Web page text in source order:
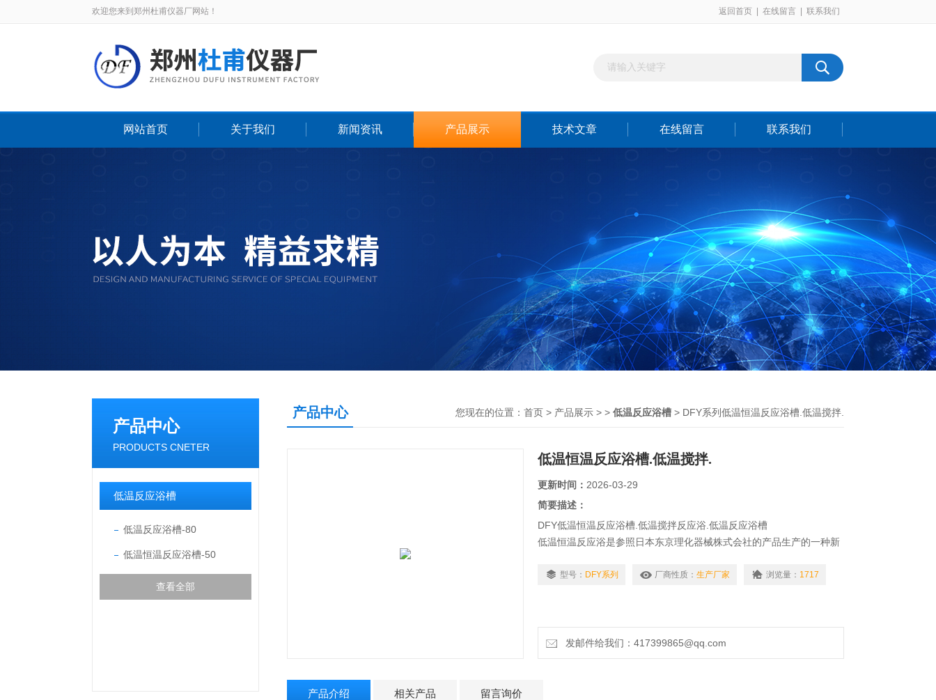
欢迎您来到郑州杜甫仪器厂网站！ 返回首页 在线留言 联系我们
网站首页 关于我们 新闻资讯 产品展示 技术文章 在线留言 联系我们
产品中心
PRODUCTS CNETER
低温反应浴槽
低温反应浴槽-80
低温恒温反应浴槽-50
查看全部
产品中心 您现在的位置： 首页 > 产品展示 > > 低温反应浴槽 > DFY系列低温恒温反应浴槽.低温搅拌.
低温恒温反应浴槽.低温搅拌.
更新时间： 2026-03-29
简要描述：
DFY低温恒温反应浴槽.低温搅拌反应浴.低温反应浴槽
低温恒温反应浴是参照日本东京理化器械株式会社的产品生产的一种新
代化学、生物制药及化学制药等实验、大专院校、科研院所*的设备。
型号： DFY系列 厂商性质： 生产厂家 浏览量： 1717
发邮件给我们：417399865@qq.com
产品介绍 相关产品 留言询价